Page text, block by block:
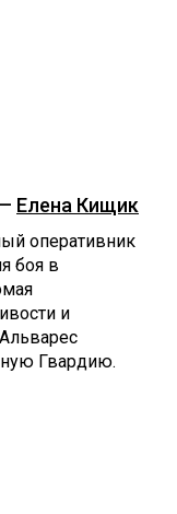
Елена Кищик
оперативник
боя в
и
Гвардию.